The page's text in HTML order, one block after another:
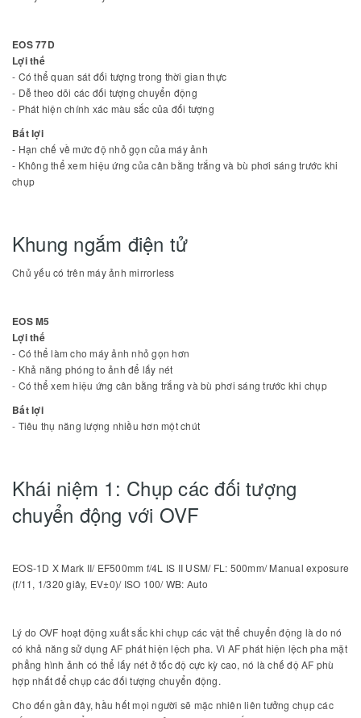
EOS 77D
Lợi thế
- Có thể quan sát đối tượng trong thời gian thực
- Dễ theo dõi các đối tượng chuyển động
- Phát hiện chính xác màu sắc của đối tượng
Bất lợi
- Hạn chế về mức độ nhỏ gọn của máy ảnh
- Không thể xem hiệu ứng của cân bằng trắng và bù phơi sáng trước khi
chụp
Khung ngắm điện tử
Chủ yếu có trên máy ảnh mirrorless
EOS M5
Lợi thế
- Có thể làm cho máy ảnh nhỏ gọn hơn
- Khả năng phóng to ảnh để lấy nét
- Có thể xem hiệu ứng cân bằng trắng và bù phơi sáng trước khi chụp
Bất lợi
- Tiêu thụ năng lượng nhiều hơn một chút
Khái niệm 1: Chụp các đối tượng
chuyển động với OVF
EOS-1D X Mark II/ EF500mm f/4L IS II USM/ FL: 500mm/ Manual exposure
(f/11, 1/320 giây, EV±0)/ ISO 100/ WB: Auto
Lý do OVF hoạt động xuất sắc khi chụp các vật thể chuyển động là do nó
có khả năng sử dụng AF phát hiện lệch pha. Vì AF phát hiện lệch pha mặt
phẳng hình ảnh có thể lấy nét ở tốc độ cực kỳ cao, nó là chế độ AF phù
hợp nhất để chụp các đối tượng chuyển động.
Cho đến gần đây, hầu hết mọi người sẽ mặc nhiên liên tưởng chụp các